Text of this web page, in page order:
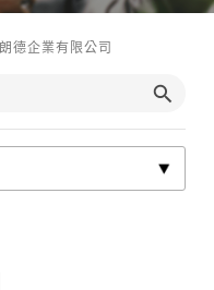
朗德企業有限公司